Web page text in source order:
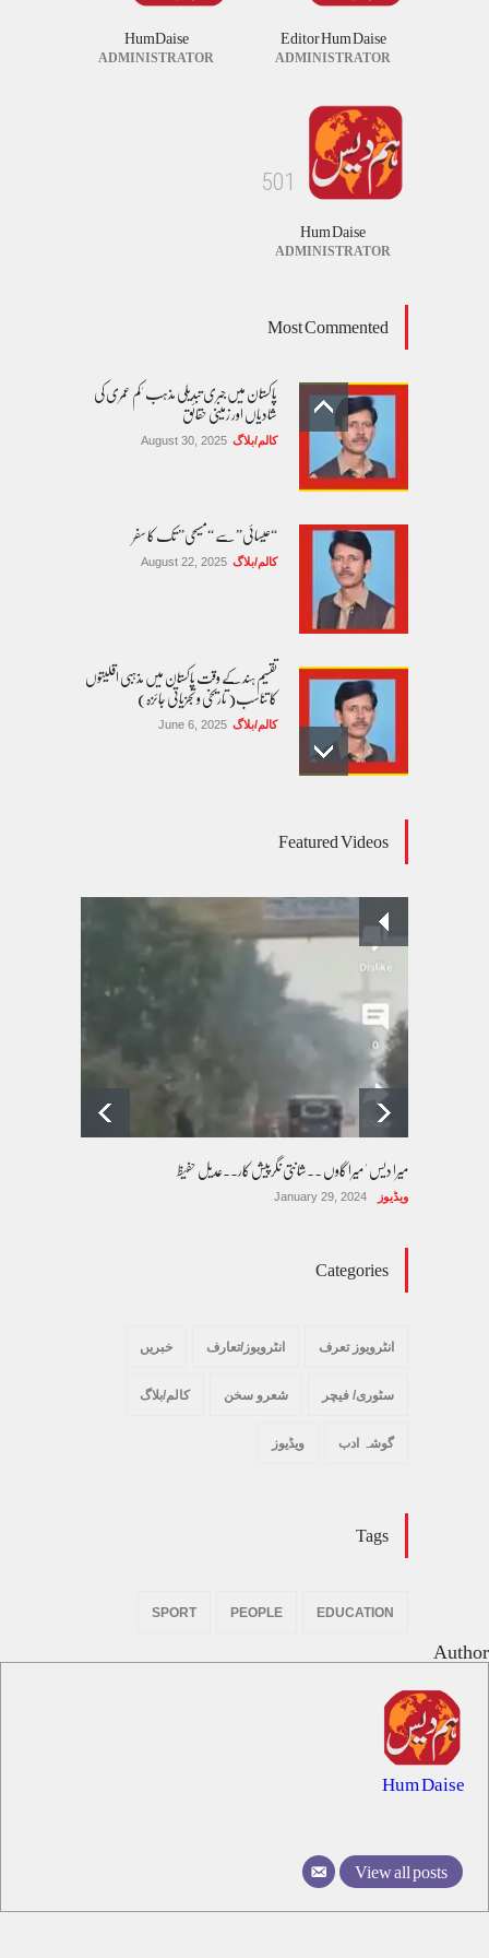
Editor Hum Daise
ADMINISTRATOR
HumDaise
ADMINISTRATOR
1
0
5
Hum Daise
ADMINISTRATOR
Most Commented
پاکستان میں جبری تبدیلی مذہب 'کم عمری کی
شادیاں اور زمینی حقائق
کالم/بلاگ August 30, 2025
“عیسائی” سے “مسیحی” تک کا سفر
کالم/بلاگ August 22, 2025
تقسیم ہند کے وقت پاکستان میں مذہبی اقلیتوں
کا تناسب( تاریخی و تجزیاتی جائزہ)
کالم/بلاگ June 6, 2025
پسند کی شادیوں کا بڑھتا ہوا رجحان اور راولپنڈی
کی یوسیز میں اندارج پر پابندی ایک نیا تنازعہ
October 14, 2025
Featured Videos
میرا دیس ' میرا گاوں ۔۔شانتی نگرپیش کار۔۔عدیل حفیظ
ویڈیوز January 29, 2024
Categories
انٹرویوز تعرف انٹرویوز/تعارف خبریں
سٹوری/ فیچر شعرو سخن کالم/بلاگ
گوشہ ادب ویڈیوز
Tags
EDUCATION
PEOPLE
SPORT
Author
Hum Daise
View all posts